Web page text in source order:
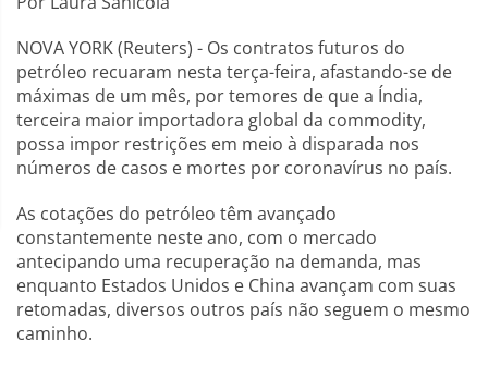
NOVA YORK (Reuters) - Os contratos futuros do
petróleo recuaram nesta terça-feira, afastando-se de
máximas de um mês, por temores de que a Índia,
terceira maior importadora global da commodity,
possa impor restrições em meio à disparada nos
números de casos e mortes por coronavírus no país.
As cotações do petróleo têm avançado
constantemente neste ano, com o mercado
antecipando uma recuperação na demanda, mas
enquanto Estados Unidos e China avançam com suas
retomadas, diversos outros país não seguem o mesmo
caminho.